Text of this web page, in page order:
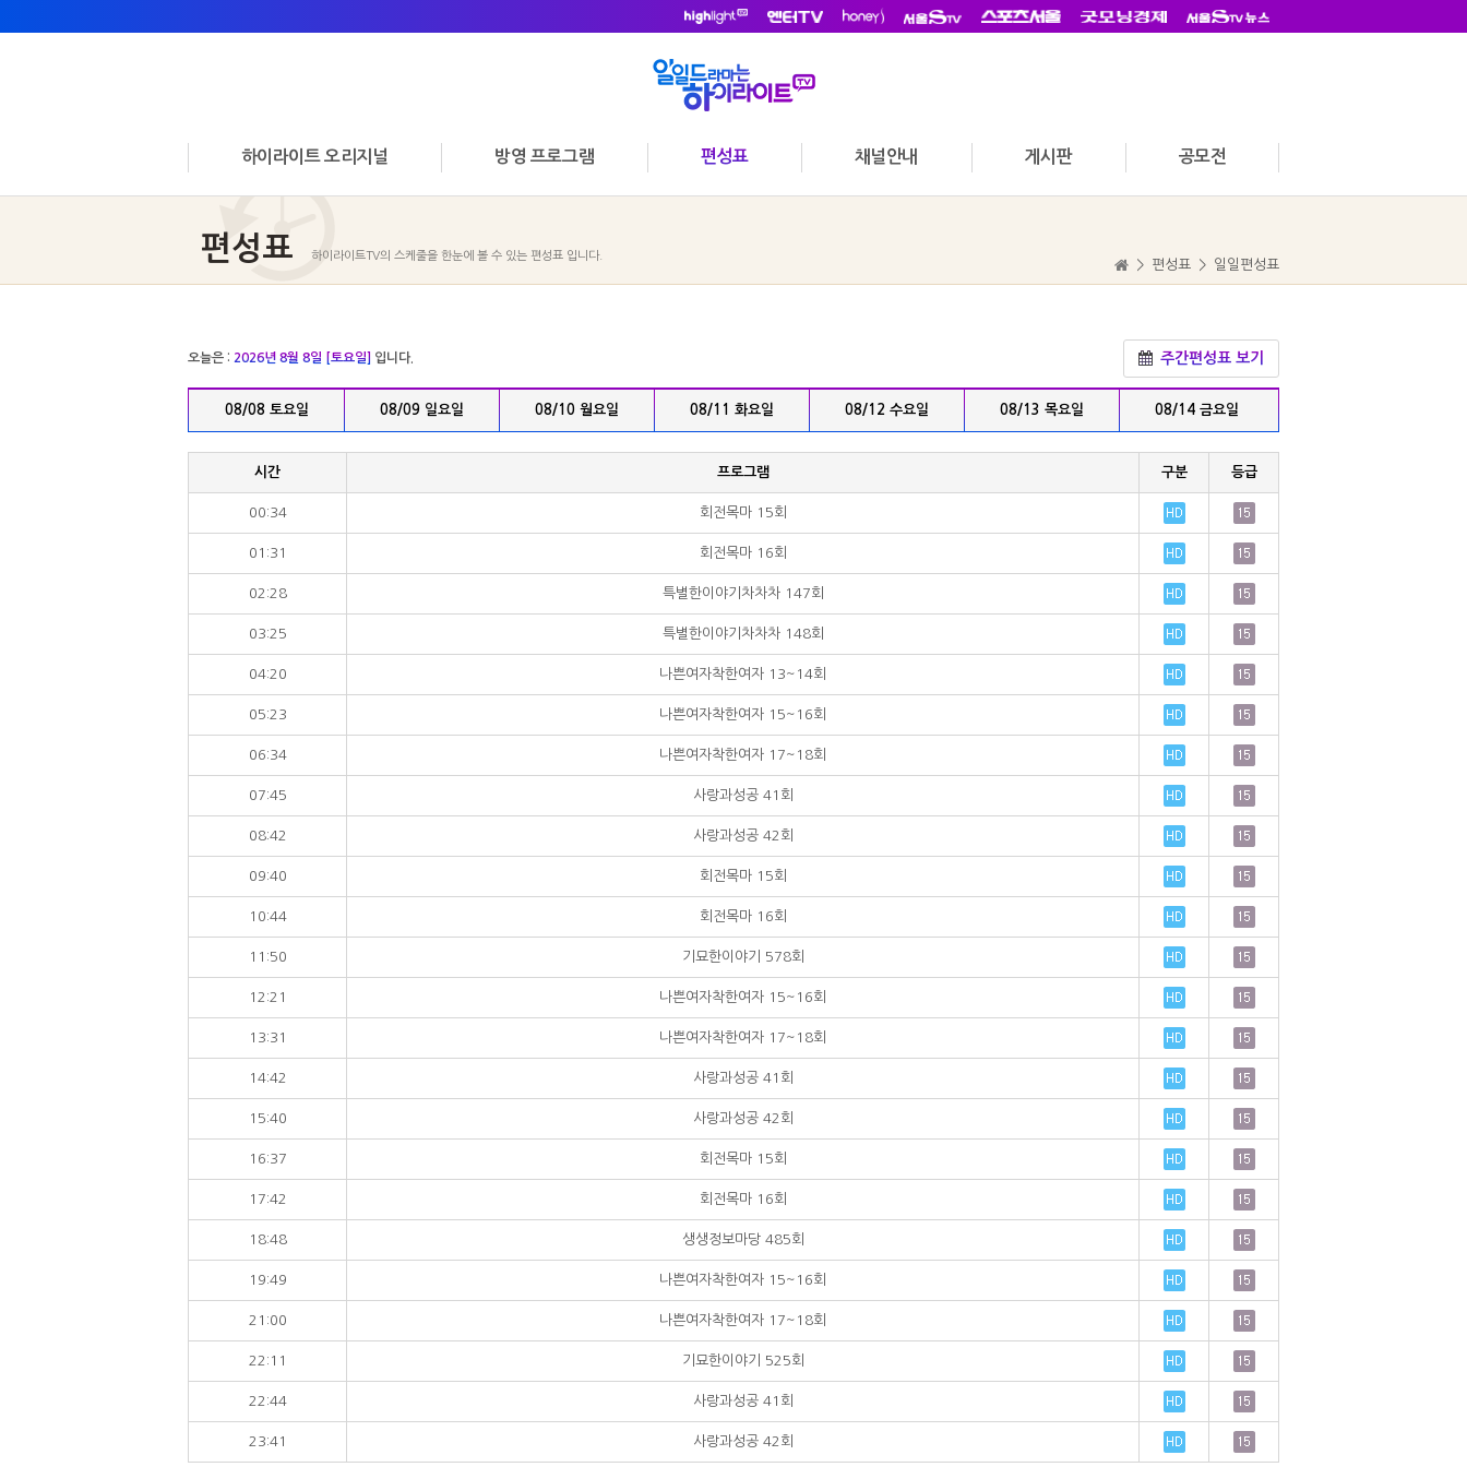
하이라이트 오리지널 방영 프로그램 편성표 채널안내 게시판 공모전
편성표 하이라이트TV의 스케줄을 한눈에 볼 수 있는 편성표 입니다.
> 편성표 > 일일편성표
오늘은 : 2026년 8월 8일 [토요일] 입니다. 주간편성표 보기
08/08 토요일 08/09 일요일 08/10 월요일 08/11 화요일 08/12 수요일 08/13 목요일 08/14 금요일
시간 프로그램 구분 등급
00:34 회전목마 15회
01:31 회전목마 16회
02:28 특별한이야기차차차 147회
03:25 특별한이야기차차차 148회
04:20 나쁜여자착한여자 13~14회
05:23 나쁜여자착한여자 15~16회
06:34 나쁜여자착한여자 17~18회
07:45 사랑과성공 41회
08:42 사랑과성공 42회
09:40 회전목마 15회
10:44 회전목마 16회
11:50 기묘한이야기 578회
12:21 나쁜여자착한여자 15~16회
13:31 나쁜여자착한여자 17~18회
14:42 사랑과성공 41회
15:40 사랑과성공 42회
16:37 회전목마 15회
17:42 회전목마 16회
18:48 생생정보마당 485회
19:49 나쁜여자착한여자 15~16회
21:00 나쁜여자착한여자 17~18회
22:11 기묘한이야기 525회
22:44 사랑과성공 41회
23:41 사랑과성공 42회